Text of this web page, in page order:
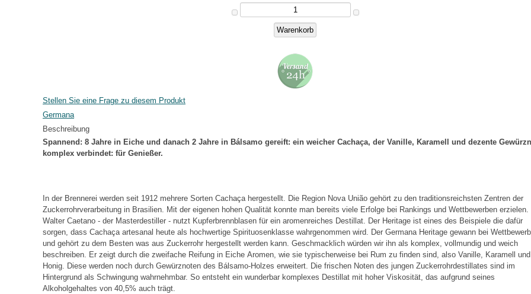
Stellen Sie eine Frage zu diesem Produkt
Germana
Beschreibung
Spannend: 8 Jahre in Eiche und danach 2 Jahre in Bálsamo gereift: ein weicher Cachaça, der Vanille, Karamell und dezente
komplex verbindet: für Genießer.
In der Brennerei werden seit 1912 mehrere Sorten Cachaça hergestellt. Die Region Nova União gehört zu den traditionsreichsten Zentren der
Zuckerrohrverarbeitung in Brasilien. Mit der eigenen hohen Qualität konnte man bereits viele Erfolge bei Rankings und Wettbewerben erzielen.
Walter Caetano - der Masterdestiller - nutzt Kupferbrennblasen für ein aromenreiches Destillat. Der Heritage ist eines des Beispiele die dafür
sorgen, dass Cachaça artesanal heute als hochwertige Spirituosenklasse wahrgenommen wird. Der Germana Heritage gewann bei
und gehört zu dem Besten was aus Zuckerrohr hergestellt werden kann. Geschmacklich würden wir ihn als komplex, vollmundig und weich
beschreiben. Er zeigt durch die zweifache Reifung in Eiche Aromen, wie sie typischerweise bei Rum zu finden sind, also Vanille, Karamell und
Honig. Diese werden noch durch Gewürznoten des Bálsamo-Holzes erweitert. Die frischen Noten des jungen Zuckerrohrdestillates sind im
Hintergrund als Schwingung wahrnehmbar. So entsteht ein wunderbar komplexes Destillat mit hoher Viskosität, das aufgrund seines
Alkoholgehaltes von 40,5% auch trägt.